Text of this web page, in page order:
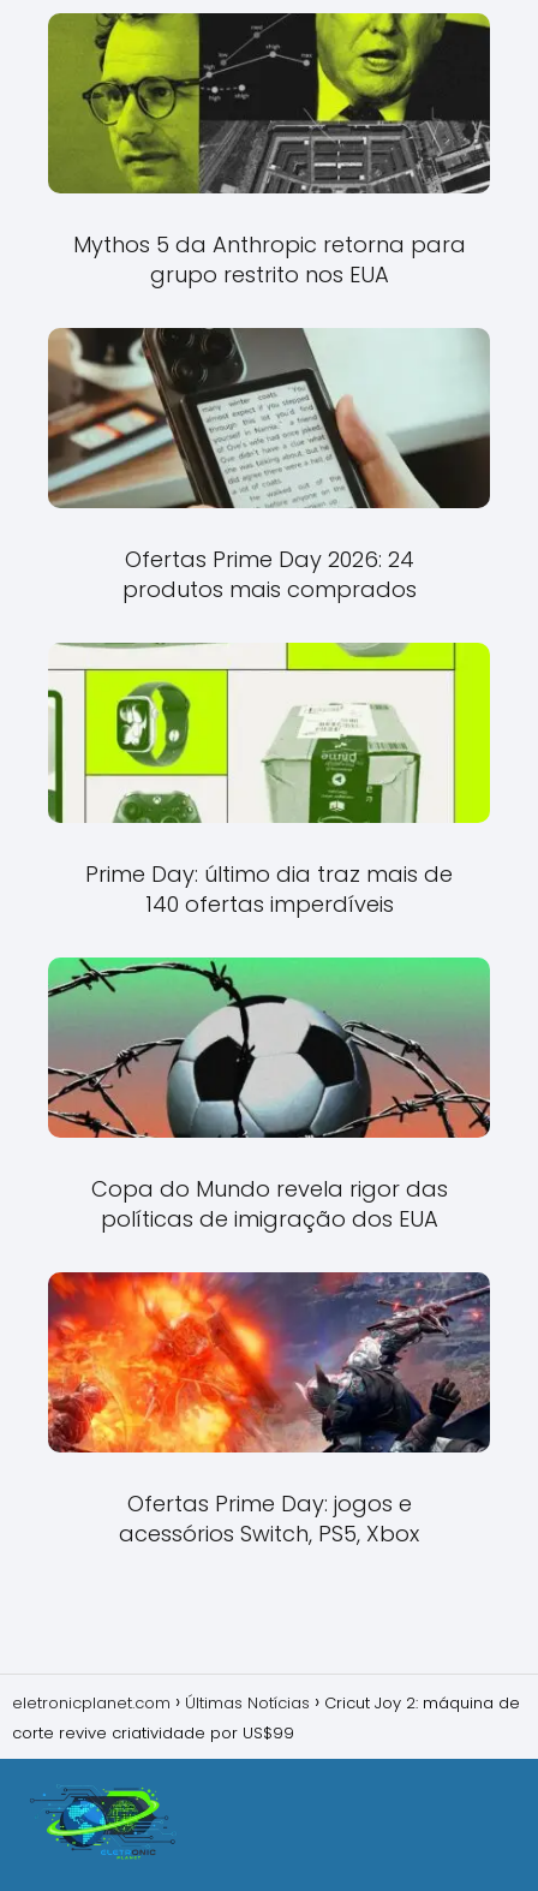
Mythos 5 da Anthropic retorna para
grupo restrito nos EUA
Ofertas Prime Day 2026: 24
produtos mais comprados
Prime Day: último dia traz mais de
140 ofertas imperdíveis
Copa do Mundo revela rigor das
políticas de imigração dos EUA
Ofertas Prime Day: jogos e
acessórios Switch, PS5, Xbox
eletronicplanet.com Últimas Notícias
Cricut Joy 2: máquina de
corte revive criatividade por US$99